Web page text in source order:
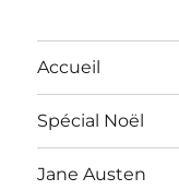
Accueil
Spécial Noël
Jane Austen